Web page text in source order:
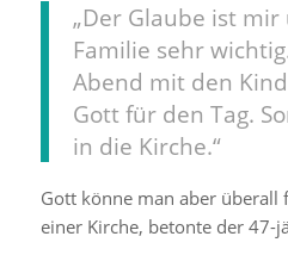
„Der Glaube ist
Familie sehr
Abend mit den
Gott für den Tag.
in die Kirche.“
Gott könne man aber überall
einer Kirche, betonte der 47-